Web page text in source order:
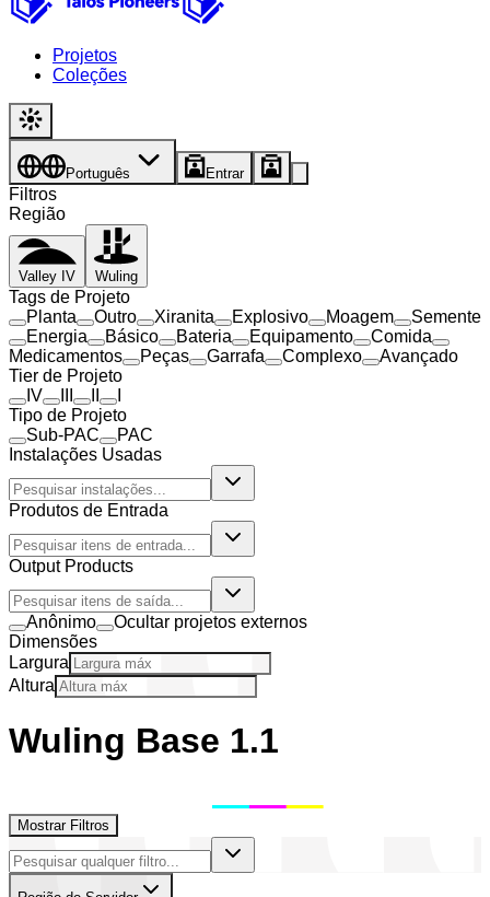
Projetos
Coleções
Português Entrar
Filtros
Região
Valley IV Wuling
Tags de Projeto
Planta
Outro Xiranita Explosivo Moagem
Semente
Energia
Básico Bateria Equipamento
Comida
Medicamentos
Peças Garrafa Complexo
Avançado
Tier de Projeto
IV
Tipo de Projeto
Sub-PAC
PAC
Instalações Usadas
Produtos de Entrada
Output Products
Anônimo
Ocultar projetos externos
Dimensões
Largura
Altura
Wuling Base 1.1
Mostrar Filtros